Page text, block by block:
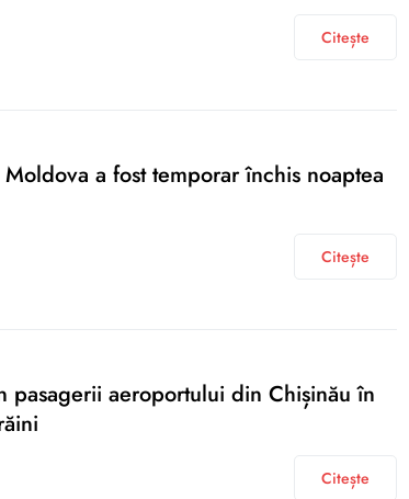
Citește
a fost temporar închis noaptea
Citește
pasagerii aeroportului din Chișinău în
Citește